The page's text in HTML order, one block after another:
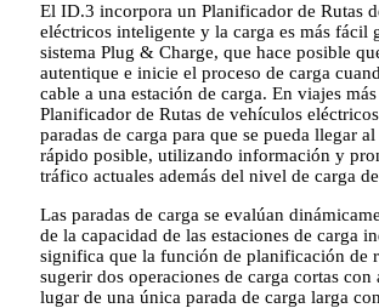
El ID.3 incorpora un Planificador de Rutas
eléctricos inteligente y la carga es más fácil
sistema Plug & Charge, que hace posible
autentique e inicie el proceso de carga
cable a una estación de carga. En viajes
Planificador de Rutas de vehículos
paradas de carga para que se pueda llegar
rápido posible, utilizando información y
tráfico actuales además del nivel de carga
Las paradas de carga se evalúan
de la capacidad de las estaciones de carga
significa que la función de planificación de
sugerir dos operaciones de carga cortas con
lugar de una única parada de carga larga